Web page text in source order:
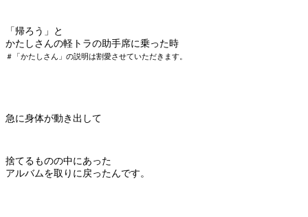
「帰ろう」と
かたしさんの軽トラの助手席に乗った時
＃「かたしさん」の説明は割愛させていただきます。
急に身体が動き出して
捨てるものの中にあった
アルバムを取りに戻ったんです。